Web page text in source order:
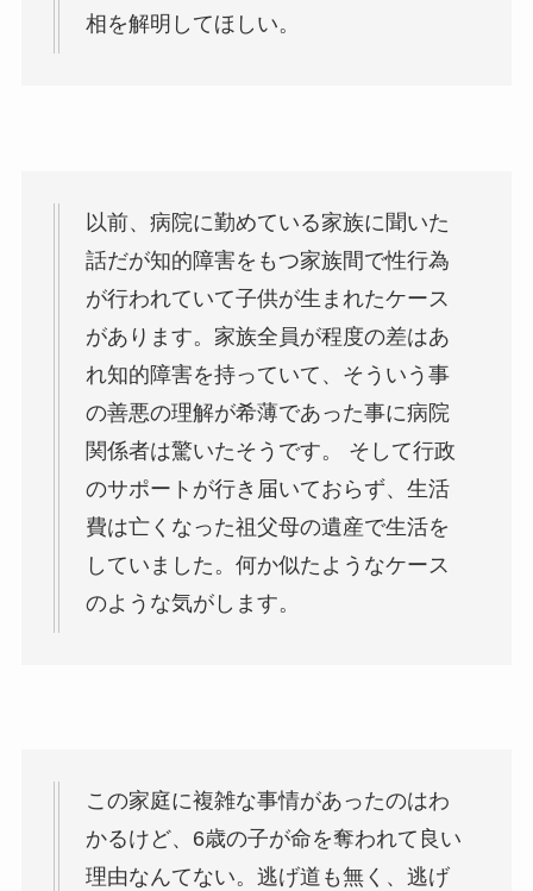
相を解明してほしい。
以前、病院に勤めている家族に聞いた
話だが知的障害をもつ家族間で性行為
が行われていて子供が生まれたケース
があります。家族全員が程度の差はあ
れ知的障害を持っていて、そういう事
の善悪の理解が希薄であった事に病院
関係者は驚いたそうです。 そして行政
のサポートが行き届いておらず、生活
費は亡くなった祖父母の遺産で生活を
していました。何か似たようなケース
のような気がします。
この家庭に複雑な事情があったのはわ
かるけど、6歳の子が命を奪われて良い
理由なんてない。逃げ道も無く、逃げ